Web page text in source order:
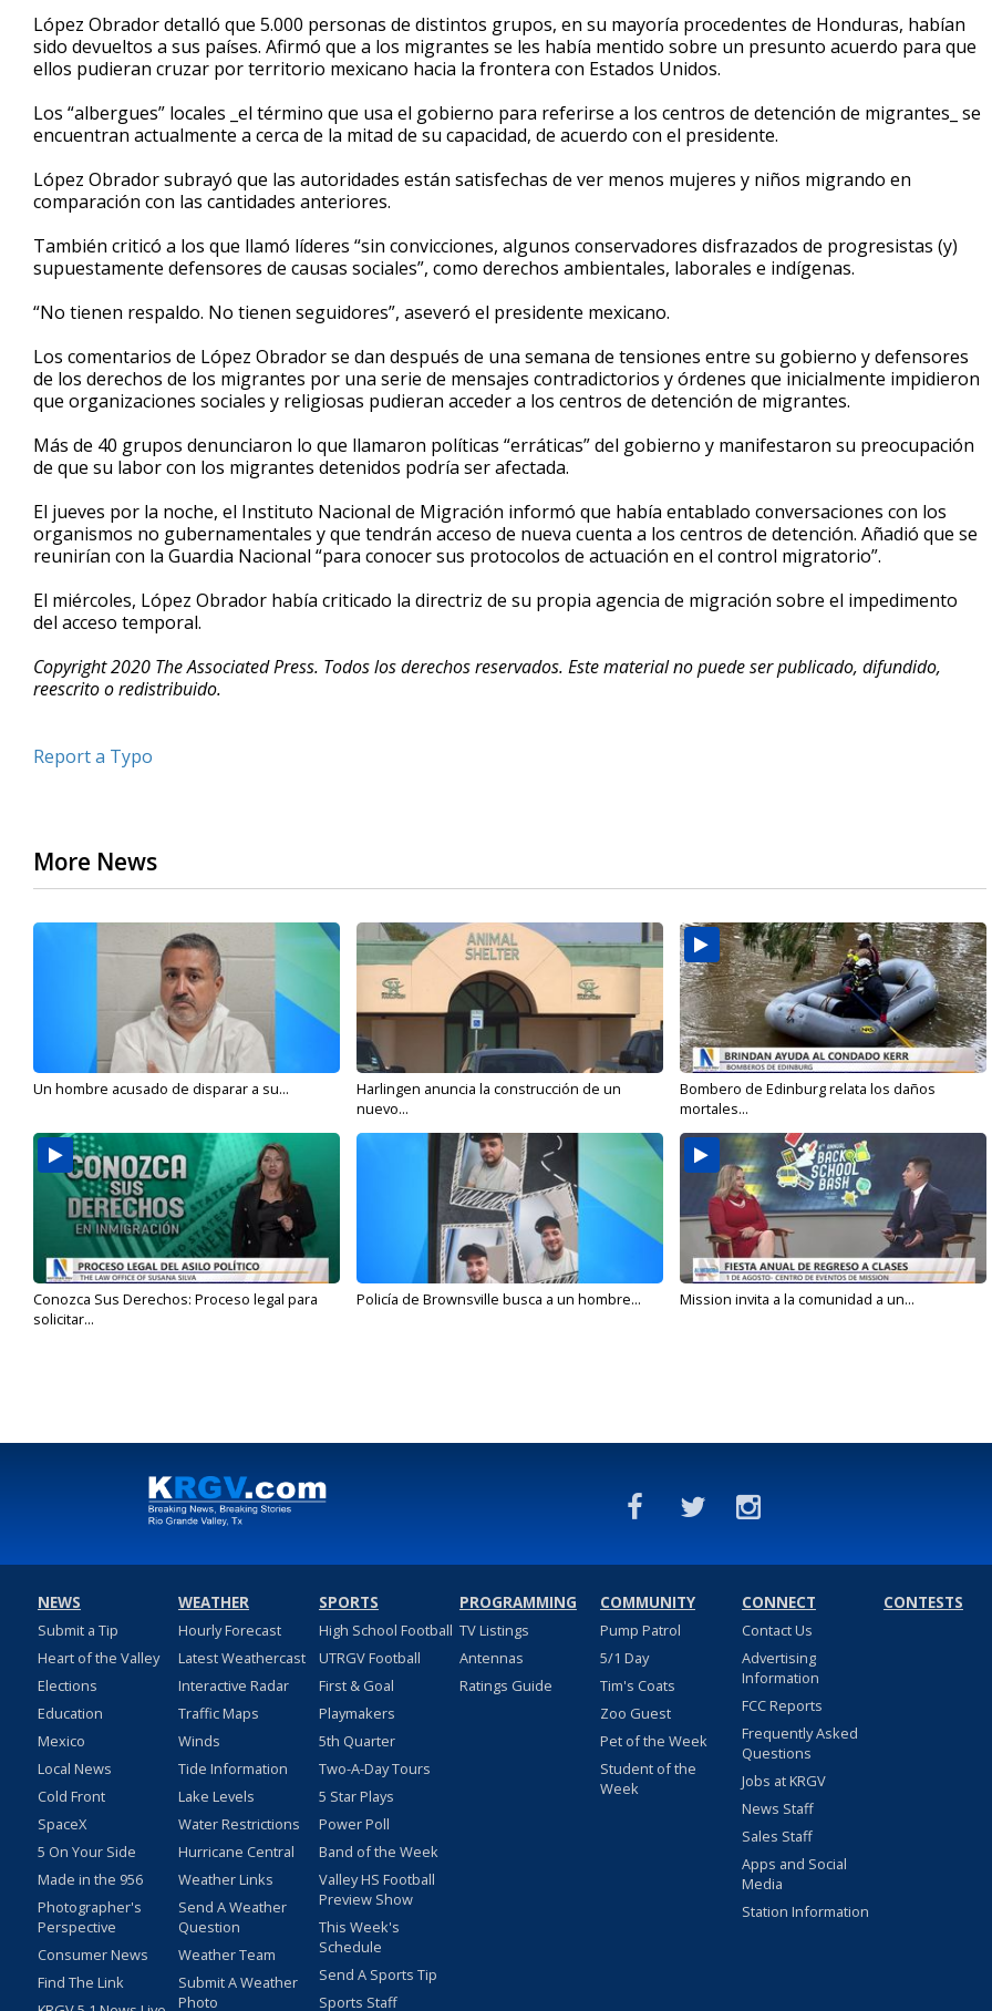
López Obrador detalló que 5.000 personas de distintos grupos, en su mayoría procedentes de Honduras, habían
sido devueltos a sus países. Afirmó que a los migrantes se les había mentido sobre un presunto acuerdo para que
ellos pudieran cruzar por territorio mexicano hacia la frontera con Estados Unidos.
Los “albergues” locales _el término que usa el gobierno para referirse a los centros de detención de migrantes_ se
encuentran actualmente a cerca de la mitad de su capacidad, de acuerdo con el presidente.
López Obrador subrayó que las autoridades están satisfechas de ver menos mujeres y niños migrando en
comparación con las cantidades anteriores.
También criticó a los que llamó líderes “sin convicciones, algunos conservadores disfrazados de progresistas (y)
supuestamente defensores de causas sociales”, como derechos ambientales, laborales e indígenas.
“No tienen respaldo. No tienen seguidores”, aseveró el presidente mexicano.
Los comentarios de López Obrador se dan después de una semana de tensiones entre su gobierno y defensores
de los derechos de los migrantes por una serie de mensajes contradictorios y órdenes que inicialmente impidieron
que organizaciones sociales y religiosas pudieran acceder a los centros de detención de migrantes.
Más de 40 grupos denunciaron lo que llamaron políticas “erráticas” del gobierno y manifestaron su preocupación
de que su labor con los migrantes detenidos podría ser afectada.
El jueves por la noche, el Instituto Nacional de Migración informó que había entablado conversaciones con los
organismos no gubernamentales y que tendrán acceso de nueva cuenta a los centros de detención. Añadió que se
reunirían con la Guardia Nacional “para conocer sus protocolos de actuación en el control migratorio”.
El miércoles, López Obrador había criticado la directriz de su propia agencia de migración sobre el impedimento
del acceso temporal.
Copyright 2020 The Associated Press. Todos los derechos reservados. Este material no puede ser publicado, difundido,
reescrito o redistribuido.
Report a Typo
More News
Un hombre acusado de disparar a su...
Harlingen anuncia la construcción de un
nuevo...
Bombero de Edinburg relata los daños
mortales...
Conozca Sus Derechos: Proceso legal para
solicitar...
Policía de Brownsville busca a un hombre... Mission invita a la comunidad a un...
NEWS
Submit a Tip
Heart of the Valley
Elections
Education
Mexico
Local News
Cold Front
SpaceX
5 On Your Side
Made in the 956
Photographer's
Perspective
Consumer News
Find The Link
WEATHER
Hourly Forecast
Latest Weathercast
Interactive Radar
Traffic Maps
Winds
Tide Information
Lake Levels
Water Restrictions
Hurricane Central
Weather Links
Send A Weather
Question
Weather Team
Submit A Weather
Photo
SPORTS
High School Football
UTRGV Football
First & Goal
Playmakers
5th Quarter
Two-A-Day Tours
5 Star Plays
Power Poll
Band of the Week
Valley HS Football
Preview Show
This Week's
Schedule
Send A Sports Tip
Sports Staff
PROGRAMMING
TV Listings
Antennas
Ratings Guide
COMMUNITY
Pump Patrol
5/1 Day
Tim's Coats
Zoo Guest
Pet of the Week
Student of the
Week
CONNECT
Contact Us
Advertising
Information
FCC Reports
Frequently Asked
Questions
Jobs at KRGV
News Staff
Sales Staff
Apps and Social
Media
Station Information
CONTESTS